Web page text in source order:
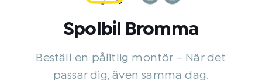
Spolbil Bromma
Beställ en pålitlig montör – När det
passar dig, även samma dag.